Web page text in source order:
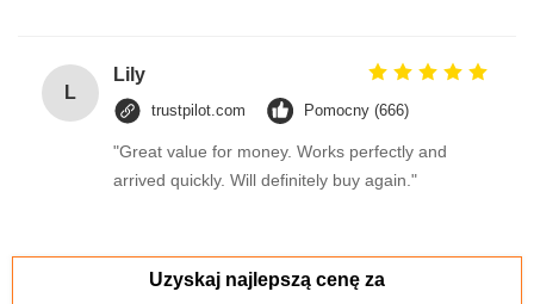
L
Lily
trustpilot.com Pomocny (666)
"Great value for money. Works perfectly and
arrived quickly. Will definitely buy again."
Uzyskaj najlepszą cenę za